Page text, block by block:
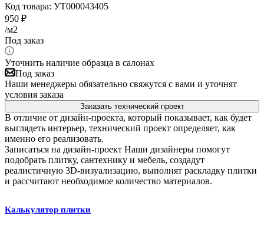
Код товара: УТ000043405
950 ₽
/м2
Под заказ
Уточнить наличие образца в салонах
Под заказ
Наши менеджеры обязательно свяжутся с вами и уточнят
условия заказа
Заказать технический проект
В отличие от дизайн-проекта, который показывает, как будет
выглядеть интерьер, технический проект определяет, как
именно его реализовать.
Записаться на дизайн-проект Наши дизайнеры помогут
подобрать плитку, сантехнику и мебель, создадут
реалистичную 3D-визуализацию, выполнят раскладку плитки
и рассчитают необходимое количество материалов.
Калькулятор плитки